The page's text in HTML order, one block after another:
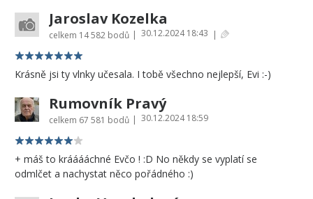
Jaroslav Kozelka
celkem 14 582 bodů | 30.12.2024 18:43 |
Krásně jsi ty vlnky učesala. I tobě všechno nejlepší, Evi :-)
Rumovník Pravý
celkem 67 581 bodů | 30.12.2024 18:59
+ máš to krááááchné Evčo ! :D No někdy se vyplatí se
odmlčet a nachystat něco pořádného :)